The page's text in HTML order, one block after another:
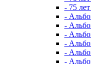
- 75
-
-
-
-
-
-